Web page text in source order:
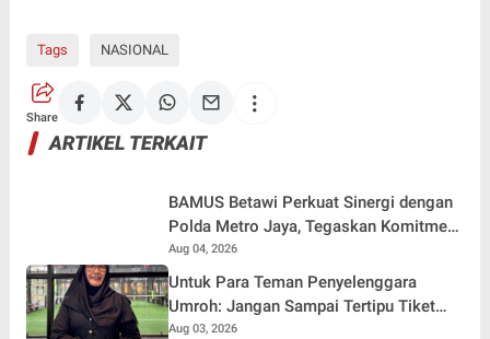
Tags NASIONAL
Share
ARTIKEL TERKAIT
BAMUS Betawi Perkuat Sinergi dengan
Polda Metro Jaya, Tegaskan Komitmen
Menjaga Jakarta Aman, Damai, dan
Kondusif Jelang HUT ke-81 Republik
Indonesia
Aug 04, 2026
Untuk Para Teman Penyelenggara
Umroh: Jangan Sampai Tertipu Tiket
Pesawat
Aug 03, 2026